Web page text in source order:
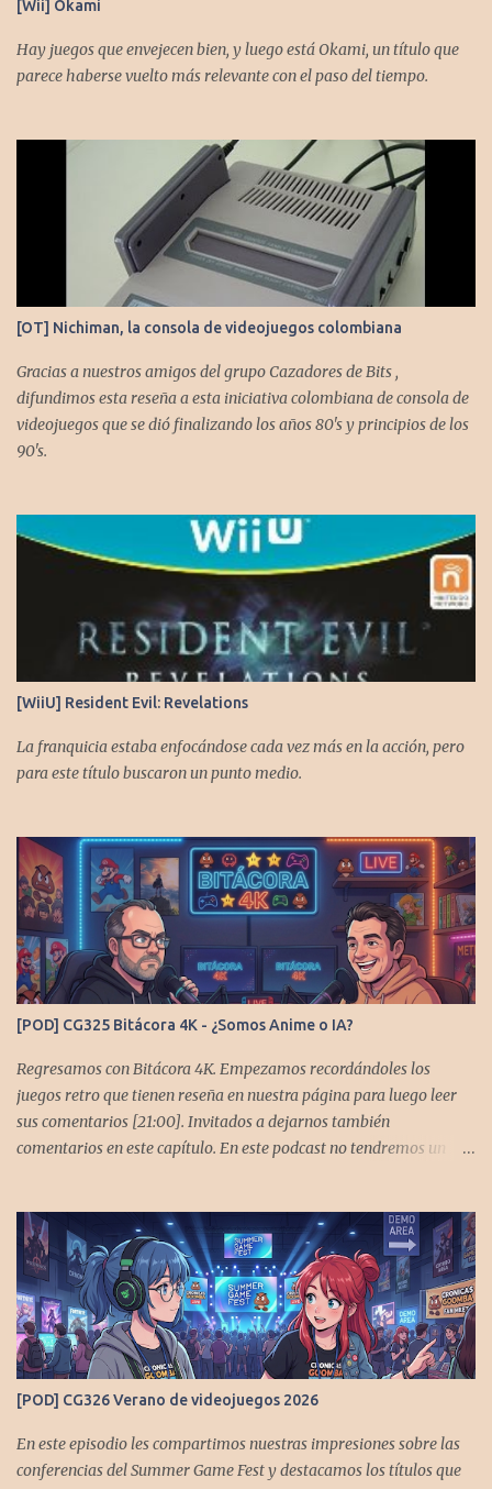
[Wii] Okami
Hay juegos que envejecen bien, y luego está Okami, un título que
parece haberse vuelto más relevante con el paso del tiempo.
[OT] Nichiman, la consola de videojuegos colombiana
Gracias a nuestros amigos del grupo Cazadores de Bits ,
difundimos esta reseña a esta iniciativa colombiana de consola de
videojuegos que se dió finalizando los años 80's y principios de los
90's.
[WiiU] Resident Evil: Revelations
La franquicia estaba enfocándose cada vez más en la acción, pero
para este título buscaron un punto medio.
[POD] CG325 Bitácora 4K - ¿Somos Anime o IA?
Regresamos con Bitácora 4K. Empezamos recordándoles los
juegos retro que tienen reseña en nuestra página para luego leer
sus comentarios [21:00]. Invitados a dejarnos también
comentarios en este capítulo. En este podcast no tendremos un
@GoombaVictor y @flagstaad que no estarían aquí si no es por
ustedes. Muchas gracias a todos los que nos agregan a sus
plataformas de podcast y nos dejan comentarios en las cuentas de
redes. Spotify YouTube. Twitter -
https://twitter.com/CronicasGoomba Instagram -
https://www.instagram.com/cronicasgoomba/ Facebook -
https://www.facebook.com/CronicasGoomba Si no estamos en tu
plataforma nos puedes agregar con el código rss:
https://anchor.fm/s/10d1f3318/podcast/rss
[POD] CG326 Verano de videojuegos 2026
En este episodio les compartimos nuestras impresiones sobre las
conferencias del Summer Game Fest y destacamos los títulos que